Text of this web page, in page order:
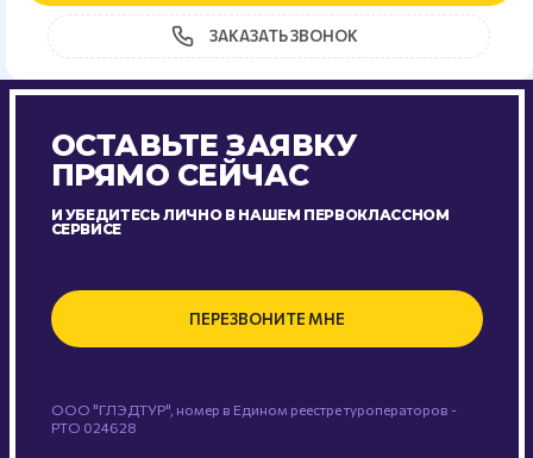
ЗАКАЗАТЬ ЗВОНОК
ОСТАВЬТЕ ЗАЯВКУ
ПРЯМО СЕЙЧАС
И УБЕДИТЕСЬ ЛИЧНО В НАШЕМ ПЕРВОКЛАССНОМ
СЕРВИСЕ
ПЕРЕЗВОНИТЕ МНЕ
ООО "ГЛЭДТУР", номер в Едином реестре туроператоров -
РТО 024628